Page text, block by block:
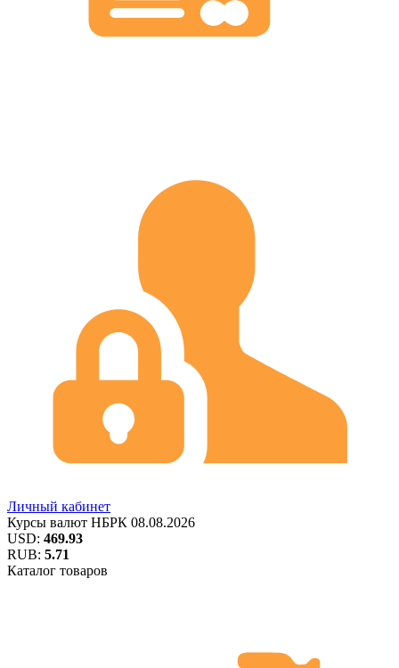
Личный кабинет
Курсы валют НБРК 08.08.2026
USD: 469.93
RUB: 5.71
Каталог товаров